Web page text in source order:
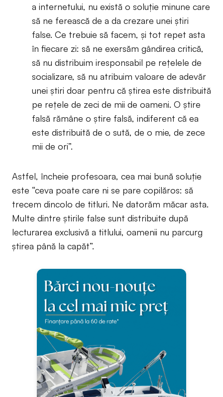
a internetului, nu există o soluție minune care
să ne ferească de a da crezare unei știri
false. Ce trebuie să facem, și tot repet asta
în fiecare zi: să ne exersăm gândirea critică,
să nu distribuim iresponsabil pe rețelele de
socializare, să nu atribuim valoare de adevăr
unei știri doar pentru că știrea este distribuită
pe rețele de zeci de mii de oameni. O știre
falsă rămâne o știre falsă, indiferent că ea
este distribuită de o sută, de o mie, de zece
mii de ori”.
Astfel, încheie profesoara, cea mai bună soluție
este “ceva poate care ni se pare copilăros: să
trecem dincolo de titluri. Ne datorăm măcar asta.
Multe dintre știrile false sunt distribuite după
lecturarea exclusivă a titlului, oamenii nu parcurg
știrea până la capăt”.